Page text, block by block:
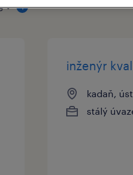
1
inženýr
kadaň,
stálý